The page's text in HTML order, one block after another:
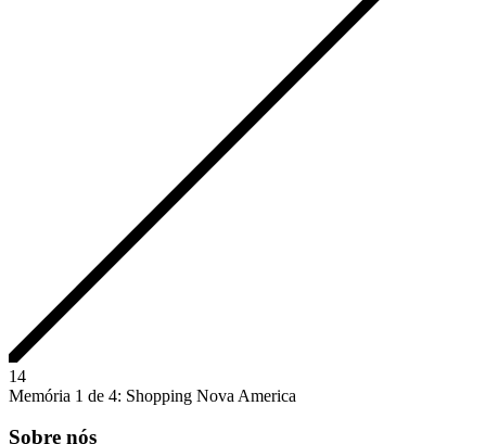
14
Memória 1 de 4: Shopping Nova America
Sobre nós